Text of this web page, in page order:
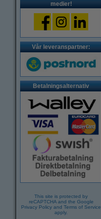
medier!
Vår leveranspartner:
Betalningsalternativ
This site is protected by
reCAPTCHA and the Google
Privacy Policy and Terms of Service
apply.